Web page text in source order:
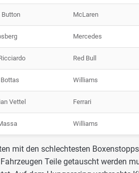
McLaren
Mercedes
Red Bull
Williams
Vettel Ferrari
Williams
mit den schlechtesten
Teile getauscht werden